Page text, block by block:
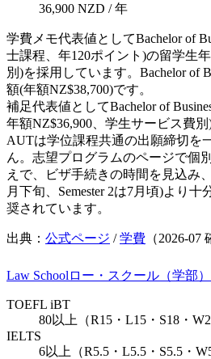
36,900 NZD / 年
学費メモ代表値としてBachelor of
士課程、年120ポイント)の留学生
別)を採用しています。Bachelor of
額(年額NZ$38,700)です。
補足代表値としてBachelor of
年額NZ$36,900、学生サービス費別
AUTは学位課程共通の出願締切を
ん。志望プログラムのページで個
えで、ビザ手続きの時間を見込み
月下旬、Semester 2は7月頃)より
奨されています。
出典： 公式ページ /学費 （2026-07
Law School ロー・スクール（学部）
TOEFL iBT
80以上（R15・L15・S18・
IELTS
6以上（R5.5・L5.5・S5.5・